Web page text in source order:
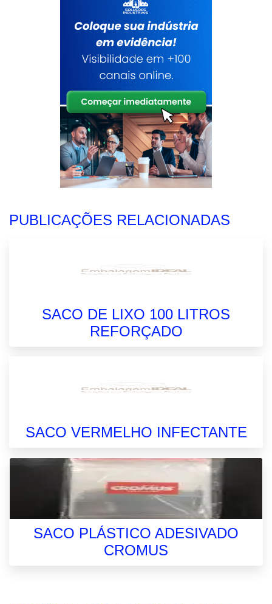
PUBLICAÇÕES RELACIONADAS
SACO DE LIXO 100 LITROS
REFORÇADO
SACO VERMELHO INFECTANTE
SACO PLÁSTICO ADESIVADO
CROMUS